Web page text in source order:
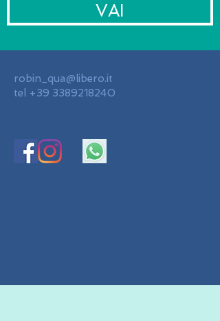
VAI
robin_qua@libero.it
tel +39 3389218240